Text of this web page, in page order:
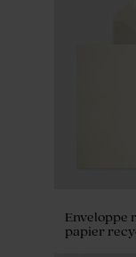
Enveloppe
papier